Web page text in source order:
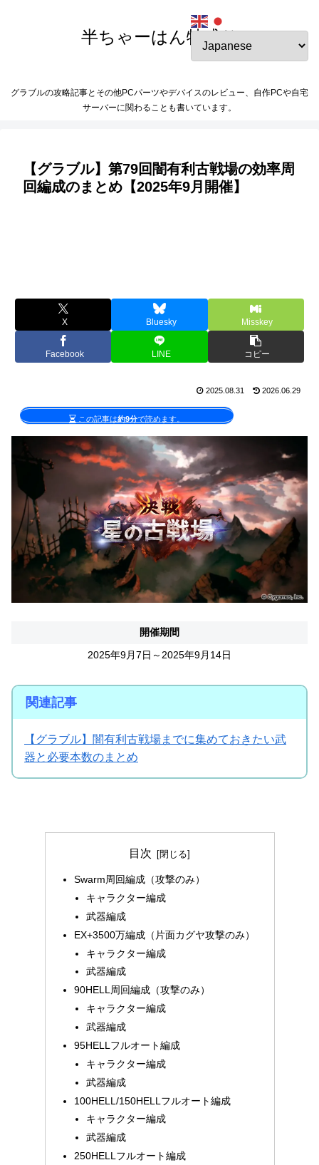
半ちゃーはん特盛り
グラブルの攻略記事とその他PCパーツやデバイスのレビュー、自作PCや自宅
サーバーに関わることも書いています。
【グラブル】第79回闇有利古戦場の効率周
回編成のまとめ【2025年9月開催】
X Bluesky Misskey
Facebook LINE コピー
2025.08.31 2026.06.29
この記事は約9分で読めます。
開催期間
2025年9月7日～2025年9月14日
関連記事
【グラブル】闇有利古戦場までに集めておきたい武
器と必要本数のまとめ
目次
Swarm周回編成（攻撃のみ）
キャラクター編成
武器編成
EX+3500万編成（片面カグヤ攻撃のみ）
キャラクター編成
武器編成
90HELL周回編成（攻撃のみ）
キャラクター編成
武器編成
95HELLフルオート編成
キャラクター編成
武器編成
100HELL/150HELLフルオート編成
キャラクター編成
武器編成
250HELLフルオート編成